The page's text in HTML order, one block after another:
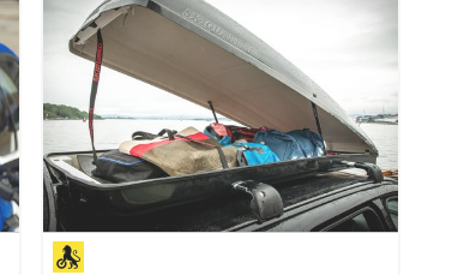
gjennomført for å bedre
kapasitetsbegrensningene i området.